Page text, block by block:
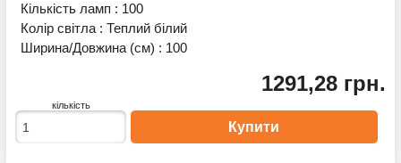
Кількість ламп : 100
Колір світла :Теплий білий
Ширина/Довжина (см) : 100
1291,28 грн.
кількість